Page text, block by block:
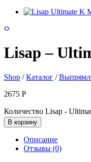
Lisap –
Shop /Каталог /
2675 Р
Количество Lisap -
В корзину
Описание
Отзывы (0)